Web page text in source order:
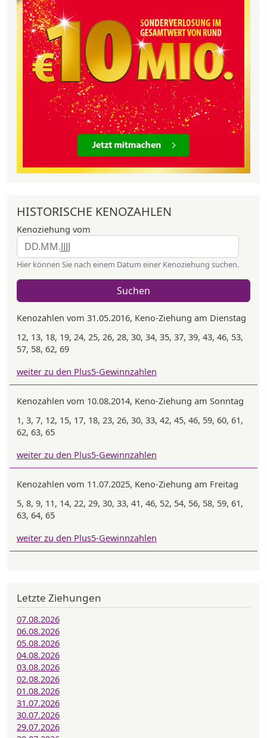
HISTORISCHE KENOZAHLEN
Kenoziehung vom
Hier können Sie nach einem Datum einer Kenoziehung suchen.
Suchen
Kenozahlen vom 31.05.2016, Keno-Ziehung am Dienstag
12, 13, 18, 19, 24, 25, 26, 28, 30, 34, 35, 37, 39, 43, 46, 53,
57, 58, 62, 69
weiter zu den Plus5-Gewinnzahlen
Kenozahlen vom 10.08.2014, Keno-Ziehung am Sonntag
1, 3, 7, 12, 15, 17, 18, 23, 26, 30, 33, 42, 45, 46, 59, 60, 61,
62, 63, 65
weiter zu den Plus5-Gewinnzahlen
Kenozahlen vom 11.07.2025, Keno-Ziehung am Freitag
5, 8, 9, 11, 14, 22, 29, 30, 33, 41, 46, 52, 54, 56, 58, 59, 61,
63, 64, 65
weiter zu den Plus5-Gewinnzahlen
Letzte Ziehungen
07.08.2026
06.08.2026
05.08.2026
04.08.2026
03.08.2026
02.08.2026
01.08.2026
31.07.2026
30.07.2026
29.07.2026